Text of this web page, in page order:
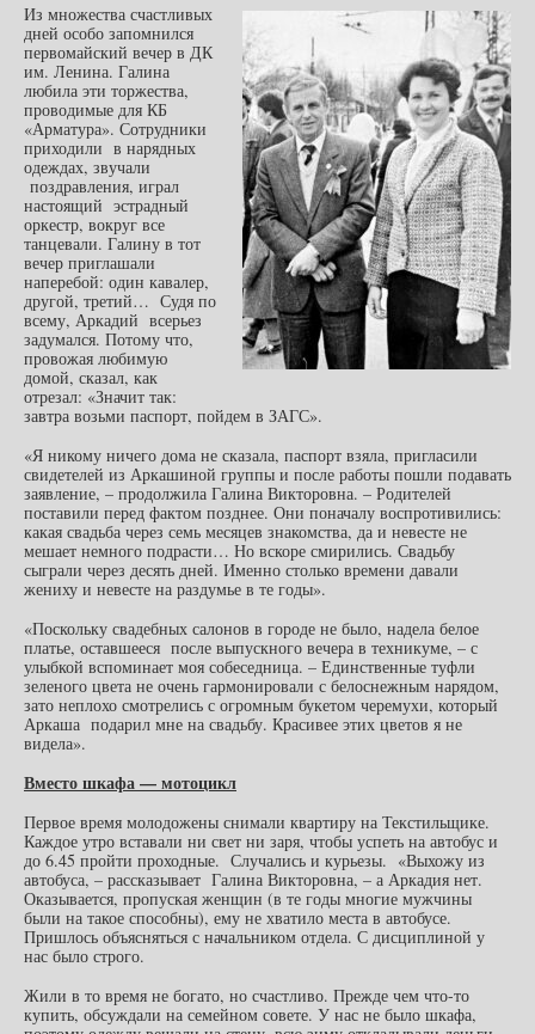
Из множества счастливых
дней особо запомнился
первомайский вечер в ДК
им. Ленина. Галина
любила эти торжества,
проводимые для КБ
«Арматура». Сотрудники
приходили в нарядных
одеждах, звучали
поздравления, играл
настоящий эстрадный
оркестр, вокруг все
танцевали. Галину в тот
вечер приглашали
наперебой: один кавалер,
другой, третий… Судя по
всему, Аркадий всерьез
задумался. Потому что,
провожая любимую
домой, сказал, как
отрезал: «Значит так:
завтра возьми паспорт, пойдем в ЗАГС».
«Я никому ничего дома не сказала, паспорт взяла, пригласили
свидетелей из Аркашиной группы и после работы пошли подавать
заявление, – продолжила Галина Викторовна. – Родителей
поставили перед фактом позднее. Они поначалу воспротивились:
какая свадьба через семь месяцев знакомства, да и невесте не
мешает немного подрасти… Но вскоре смирились. Свадьбу
сыграли через десять дней. Именно столько времени давали
жениху и невесте на раздумье в те годы».
«Поскольку свадебных салонов в городе не было, надела белое
платье, оставшееся после выпускного вечера в техникуме, – с
улыбкой вспоминает моя собеседница. – Единственные туфли
зеленого цвета не очень гармонировали с белоснежным нарядом,
зато неплохо смотрелись с огромным букетом черемухи, который
Аркаша подарил мне на свадьбу. Красивее этих цветов я не
видела».
Вместо шкафа — мотоцикл
Первое время молодожены снимали квартиру на Текстильщике.
Каждое утро вставали ни свет ни заря, чтобы успеть на автобус и
до 6.45 пройти проходные. Случались и курьезы. «Выхожу из
автобуса, – рассказывает Галина Викторовна, – а Аркадия нет.
Оказывается, пропуская женщин (в те годы многие мужчины
были на такое способны), ему не хватило места в автобусе.
Пришлось объясняться с начальником отдела. С дисциплиной у
нас было строго.
Жили в то время не богато, но счастливо. Прежде чем что-то
купить, обсуждали на семейном совете. У нас не было шкафа,